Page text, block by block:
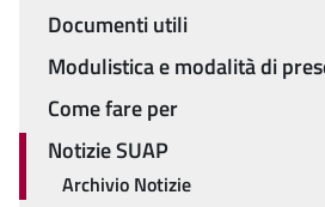
Documenti utili
Modulistica e modalità di
Come fare per
Notizie SUAP
Archivio Notizie